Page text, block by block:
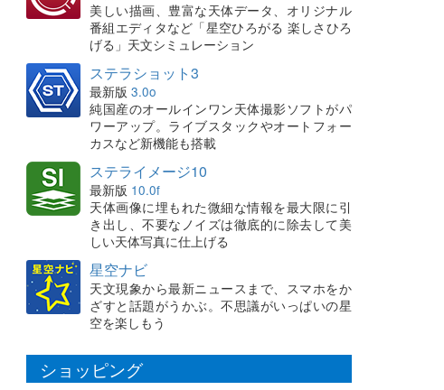
美しい描画、豊富な天体データ、オリジナル
番組エディタなど「星空ひろがる 楽しさひろ
げる」天文シミュレーション
ステラショット3
最新版 3.0o
純国産のオールインワン天体撮影ソフトがパ
ワーアップ。ライブスタックやオートフォー
カスなど新機能も搭載
ステライメージ10
最新版 10.0f
天体画像に埋もれた微細な情報を最大限に引
き出し、不要なノイズは徹底的に除去して美
しい天体写真に仕上げる
星空ナビ
天文現象から最新ニュースまで、スマホをか
ざすと話題がうかぶ。不思議がいっぱいの星
空を楽しもう
ショッピング